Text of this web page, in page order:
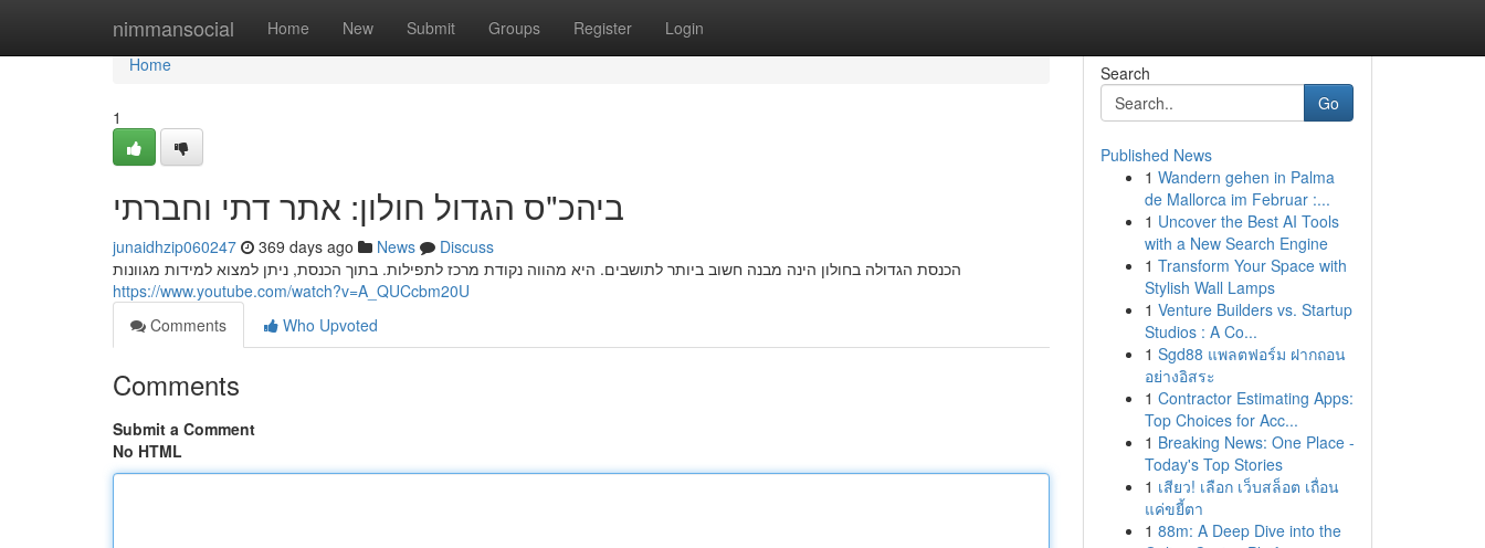
nimmansocial Home New Submit Groups Register Login
Home
Home
1
ביהכ"ס הגדול חולון: אתר דתי וחברתי
junaidhzip060247 369 days ago News
Discuss
הכנסת הגדולה בחולון הינה מבנה חשוב ביותר לתושבים. היא מהווה נקודת מרכז לתפילות. בתוך הכנסת, ניתן למצוא למידות מגוונות
https://www.youtube.com/watch?v=A_QUCcbm20U
Comments
Who Upvoted
Comments
Submit a Comment
No HTML
Search
Go
Published News
1 Wandern gehen in Palma
de Mallorca im Februar :...
1 Uncover the Best AI Tools
with a New Search Engine
1 Transform Your Space with
Stylish Wall Lamps
1 Venture Builders vs. Startup
Studios : A Co...
1 Sgd88 แพลตฟอร์ม ฝากถอน
อย่างอิสระ
1 Contractor Estimating Apps:
Top Choices for Acc...
1 Breaking News: One Place -
Today's Top Stories
1 เสียว! เลือก เว็บสล็อต เถื่อน
แค่ขยี้ตา
1 88m: A Deep Dive into the